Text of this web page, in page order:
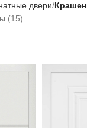
двери
(15)